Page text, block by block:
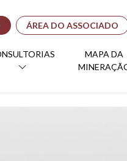
ÁREA DO ASSOCIADO
MAPA DA